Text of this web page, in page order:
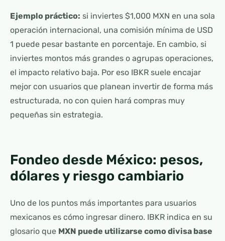
Ejemplo práctico: si inviertes $1,000 MXN en una sola
operación internacional, una comisión mínima de USD
1 puede pesar bastante en porcentaje. En cambio, si
inviertes montos más grandes o agrupas operaciones,
el impacto relativo baja. Por eso IBKR suele encajar
mejor con usuarios que planean invertir de forma más
estructurada, no con quien hará compras muy
pequeñas sin estrategia.
Fondeo desde México: pesos,
dólares y riesgo cambiario
Uno de los puntos más importantes para usuarios
mexicanos es cómo ingresar dinero. IBKR indica en su
glosario que MXN puede utilizarse como divisa base